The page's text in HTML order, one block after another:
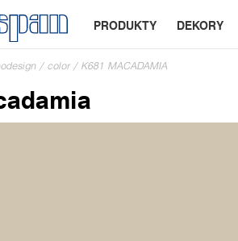
PRODUKTY DEKORY
/ color / K681 MACADAMIA